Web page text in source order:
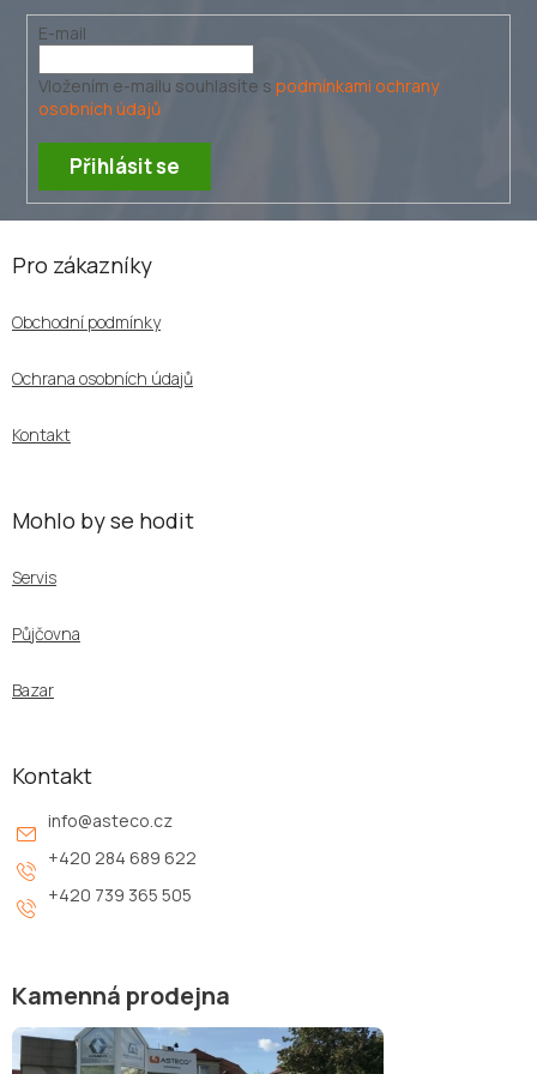
y
p
i
E-mail
Vložením e-mailu souhlasíte s podmínkami ochrany
osobních údajů
Přihlásit se
Pro zákazníky
Obchodní podmínky
Ochrana osobních údajů
Kontakt
Mohlo by se hodit
Servis
Půjčovna
Bazar
Kontakt
info@asteco.cz
+420 284 689 622
+420 739 365 505
Kamenná prodejna